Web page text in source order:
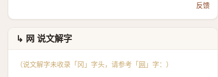
反馈
↳ 网 说文解字
（说文解字未收录「冈」字头，请参考「网 」字：）